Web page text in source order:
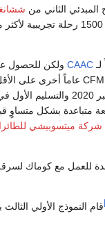
CAAC ولكن للحصول
كانت النماذج الأولية الأربعة متباعدة
شركة ميتسوبيشي
المتحدة للعمل مع كوماك
قام النموذج الأولي